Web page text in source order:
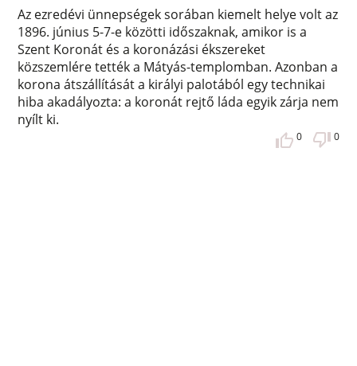
Az ezredévi ünnepségek sorában kiemelt helye volt az
1896. június 5-7-e közötti időszaknak, amikor is a
Szent Koronát és a koronázási ékszereket
közszemlére tették a Mátyás-templomban. Azonban a
korona átszállítását a királyi palotából egy technikai
hiba akadályozta: a koronát rejtő láda egyik zárja nem
nyílt ki.
0 0